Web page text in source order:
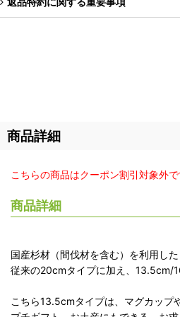
商品詳細
こちらの商品はクーポン割引対象外で
商品詳細
国産杉材（間伐材を含む）を利用した
従来の20cmタイプに加え、13.5cm/
こちら13.5cmタイプは、マグカップ